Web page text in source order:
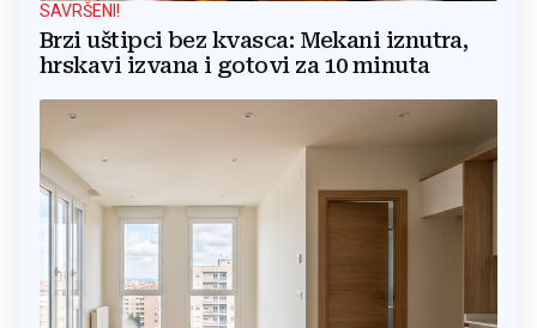
SAVRŠENI!
Brzi uštipci bez kvasca: Mekani iznutra,
hrskavi izvana i gotovi za 10 minuta